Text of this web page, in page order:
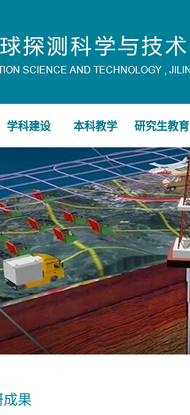
学科建设 本科教学 研究生教育
成果